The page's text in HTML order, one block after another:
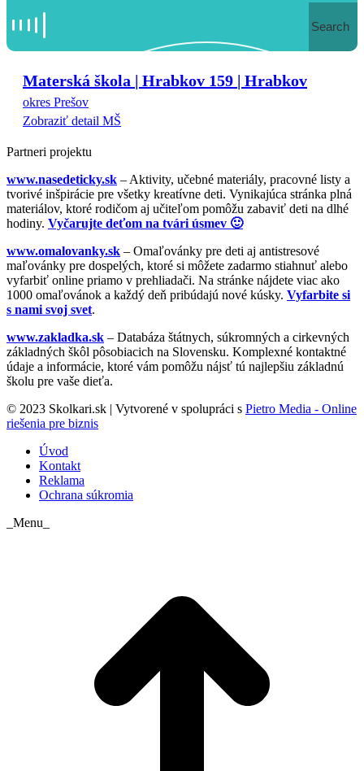
Search
Materská škola | Hrabkov 159 | Hrabkov
okres Prešov
Zobraziť detail MŠ
Partneri projektu
www.nasedeticky.sk – Aktivity, učebné materiály, pracovné listy a
tvorivé inšpirácie pre všetky kreatívne deti. Vynikajúca stránka plná
materiálov, ktoré rodičom aj učiteľom pomôžu zabaviť deti na dlhé
hodiny. Vyčarujte deťom na tvári úsmev 🙂
www.omalovanky.sk – Omaľovánky pre deti aj antistresové
maľovánky pre dospelých, ktoré si môžete zadarmo stiahnuť alebo
vyfarbiť online priamo v prehliadači. Na stránke nájdete viac ako
1000 omaľovánok a každý deň pribúdajú nové kúsky. Vyfarbite si
s nami svoj svet.
www.zakladka.sk – Databáza štátnych, súkromných a cirkevných
základných škôl pôsobiacich na Slovensku. Komplexné kontaktné
údaje a informácie, ktoré vám pomôžu nájsť tú najlepšiu základnú
školu pre vaše dieťa.
© 2023 Skolkari.sk | Vytvorené v spolupráci s Pietro Media - Online
riešenia pre biznis
Úvod
Kontakt
Reklama
Ochrana súkromia
_Menu_